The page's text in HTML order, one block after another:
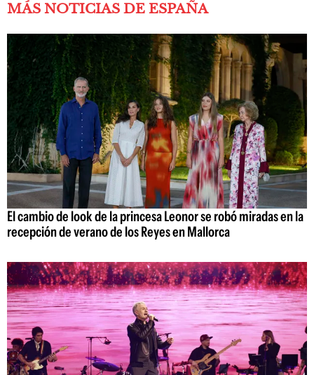
MÁS NOTICIAS DE ESPAÑA
El cambio de look de la princesa Leonor se robó miradas en la
recepción de verano de los Reyes en Mallorca